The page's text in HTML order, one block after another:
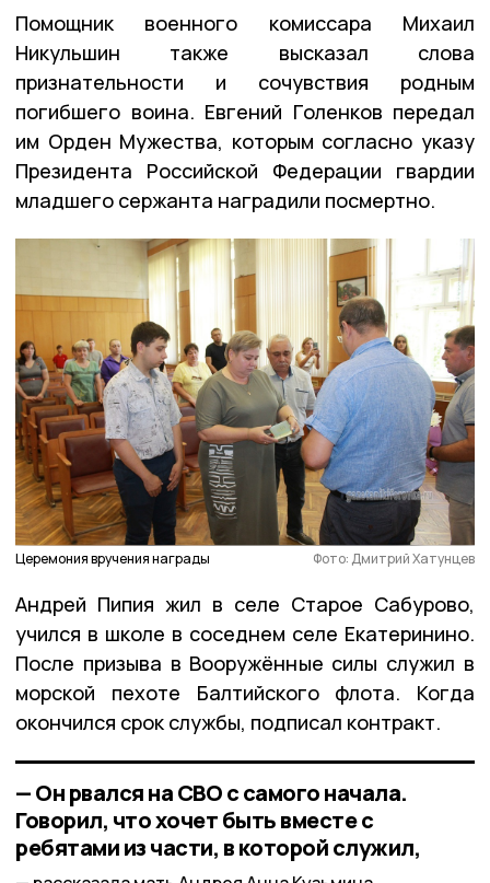
Помощник военного комиссара Михаил
Никульшин также высказал слова
признательности и сочувствия родным
погибшего воина. Евгений Голенков передал
им Орден Мужества, которым согласно указу
Президента Российской Федерации гвардии
младшего сержанта наградили посмертно.
Церемония вручения награды Фото: Дмитрий Хатунцев
Андрей Пипия жил в селе Старое Сабурово,
учился в школе в соседнем селе Екатеринино.
После призыва в Вооружённые силы служил в
морской пехоте Балтийского флота. Когда
окончился срок службы, подписал контракт.
— Он рвался на СВО с самого начала.
Говорил, что хочет быть вместе с
ребятами из части, в которой служил,